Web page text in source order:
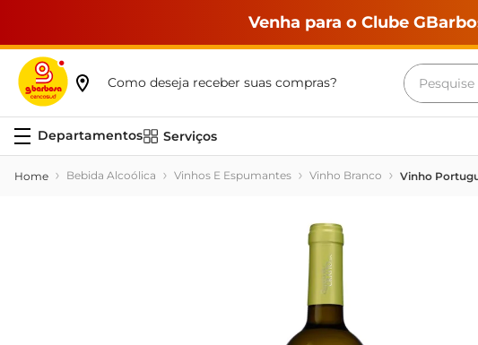
Venha para o Clube
Como deseja receber suas compras?
Pesquise
Serviços
Bebida Alcoólica Vinhos E Espumantes Vinho Branco Vinho
Termos